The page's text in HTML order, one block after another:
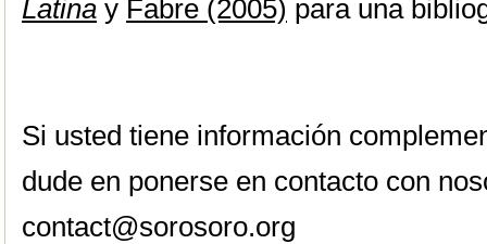
Latina y Fabre (2005) para una
Si usted tiene información
dude en ponerse en contacto con
contact@sorosoro.org